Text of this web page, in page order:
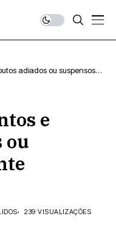
adiados ou suspensos
e
ou
239 VISUALIZAÇÕES